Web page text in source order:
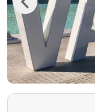
Previous